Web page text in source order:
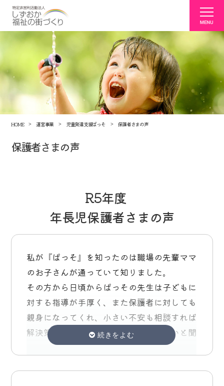
HOME 運営事業 児童発達支援ぱっそ 保護者さまの声
保護者さまの声
R5年度
年長児保護者さまの声
私が『ぱっそ』を知ったのは職場の先輩ママ
のお子さんが通っていて知りました。
その方から日頃からぱっその先生は子どもに
対する指導が手厚く、また保護者に対しても
親身になってくれ、小さい不安も相談すれば
解決策を提示してくれて育児には心強いと聞
いていました。
息子の成長に対してうまれた時から不安はあ